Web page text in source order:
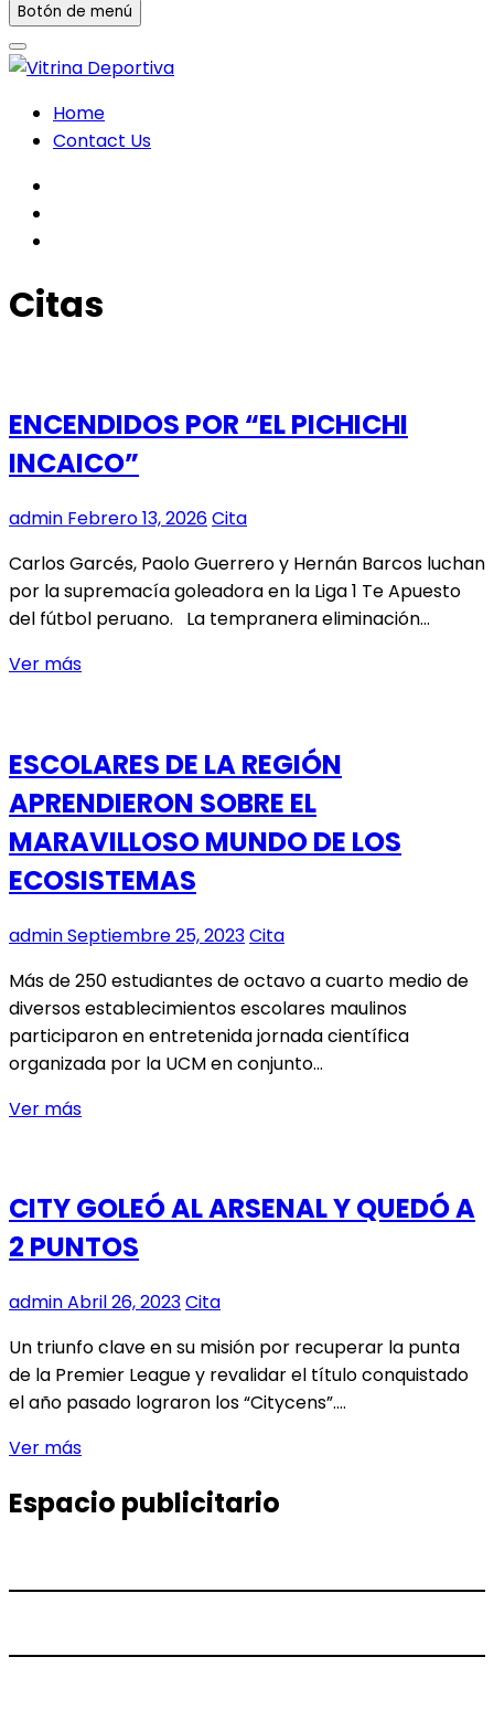
…Botón de menú
Home
Contact Us
Citas
ENCENDIDOS POR “EL PICHICHI
INCAICO”
admin Febrero 13, 2026Cita
Carlos Garcés, Paolo Guerrero y Hernán Barcos luchan
por la supremacía goleadora en la Liga 1 Te Apuesto
del fútbol peruano. La tempranera eliminación…
Ver másENCENDIDOS
INCAICO”
ESCOLARES DE LA REGIÓN
APRENDIERON SOBRE EL
MARAVILLOSO MUNDO DE LOS
ECOSISTEMAS
adminSeptiembre 25, 2023Cita
Más de 250 estudiantes de octavo a cuarto medio de
diversos establecimientos escolares maulinos
participaron en entretenida jornada científica
organizada por la UCM en conjunto…
Ver másESCOLARES
APRENDIERON
SOBRE
MARAVILLOSO
DE
LOS
ECOSISTEMAS
CITY GOLEÓ AL ARSENAL Y QUEDÓ A
2 PUNTOS
adminAbril 26, 2023Cita
Un triunfo clave en su misión por recuperar la punta
de la Premier League y revalidar el título conquistado
el año pasado lograron los “Citycens”.…
Ver másCITY
AL
QUEDÓ
Espacio publicitario